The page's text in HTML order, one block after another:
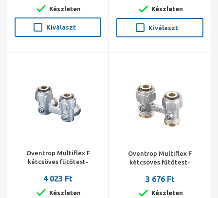
Készleten
Kiválaszt
szorítókörmös
Készleten
Kiválaszt
Oventrop Multiflex F
kétcsöves fűtőtest-
hollandi x 3/4" km, sárgaréz,
nikkelezett
4 023 Ft
Készleten
Oventrop Multiflex F
kétcsöves fűtőtest-
3/4" hollandi x 3/4" km,
sárgaréz, nikkelezett
3 676 Ft
Készleten